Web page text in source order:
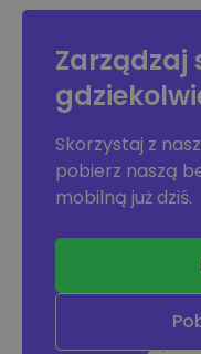
Zarządzaj
Skorzystaj z
pobierz naszą
mobilną już dziś.